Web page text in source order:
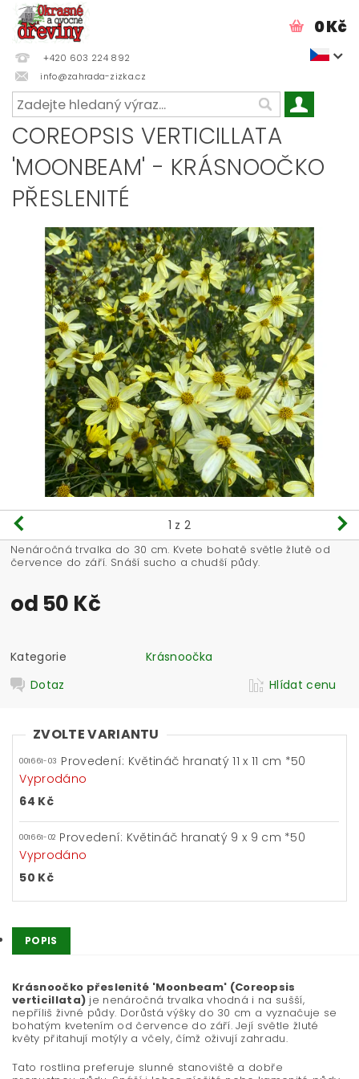
+420 603 224 892
info@zahrada-zizka.cz
0 Kč
COREOPSIS VERTICILLATA
'MOONBEAM' - KRÁSNOOČKO
PŘESLENITÉ
1 z 2
Nenáročná trvalka do 30 cm. Kvete bohatě světle žlutě od
července do září. Snáší sucho a chudší půdy.
od 50 Kč
Kategorie
Krásnoočka
Dotaz
Hlídat cenu
ZVOLTE VARIANTU
001661-03 Provedení: Květináč hranatý 11 x 11 cm *50
Vyprodáno
64 Kč
001661-02 Provedení: Květináč hranatý 9 x 9 cm *50
Vyprodáno
50 Kč
POPIS
Krásnoočko přeslenité 'Moonbeam' (Coreopsis
verticillata) je nenáročná trvalka vhodná i na sušší,
nepříliš živné půdy. Dorůstá výšky do 30 cm a vyznačuje se
bohatým kvetením od července do září. Její světle žluté
květy přitahují motýly a včely, čímž oživují zahradu.
Tato rostlina preferuje slunné stanoviště a dobře